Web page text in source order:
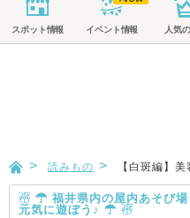
スポット情報 イベント情報 人気
読みもの 【白斑編】
☃ ☂ 福井県内の屋内あそび場
元気に遊ぼう♪ ☂ ☃